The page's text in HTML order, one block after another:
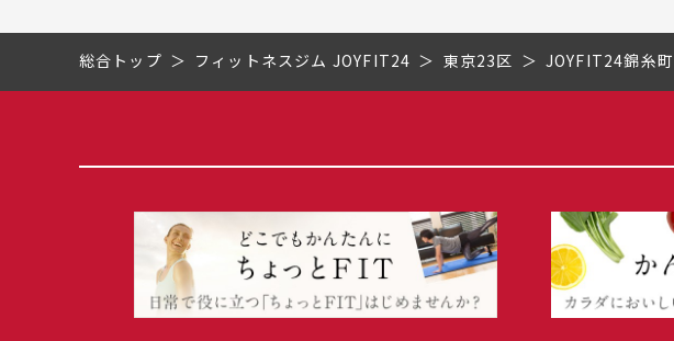
総合トップ フィットネスジム JOYFIT24 東京23区 JOYFIT24錦糸町